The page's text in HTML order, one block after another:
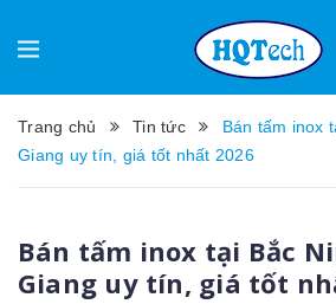
Trang chủ Tin tức
Bán tấm inox
Giang uy tín, giá tốt nhất 2026
Bán tấm inox tại Bắc
Giang uy tín, giá tốt